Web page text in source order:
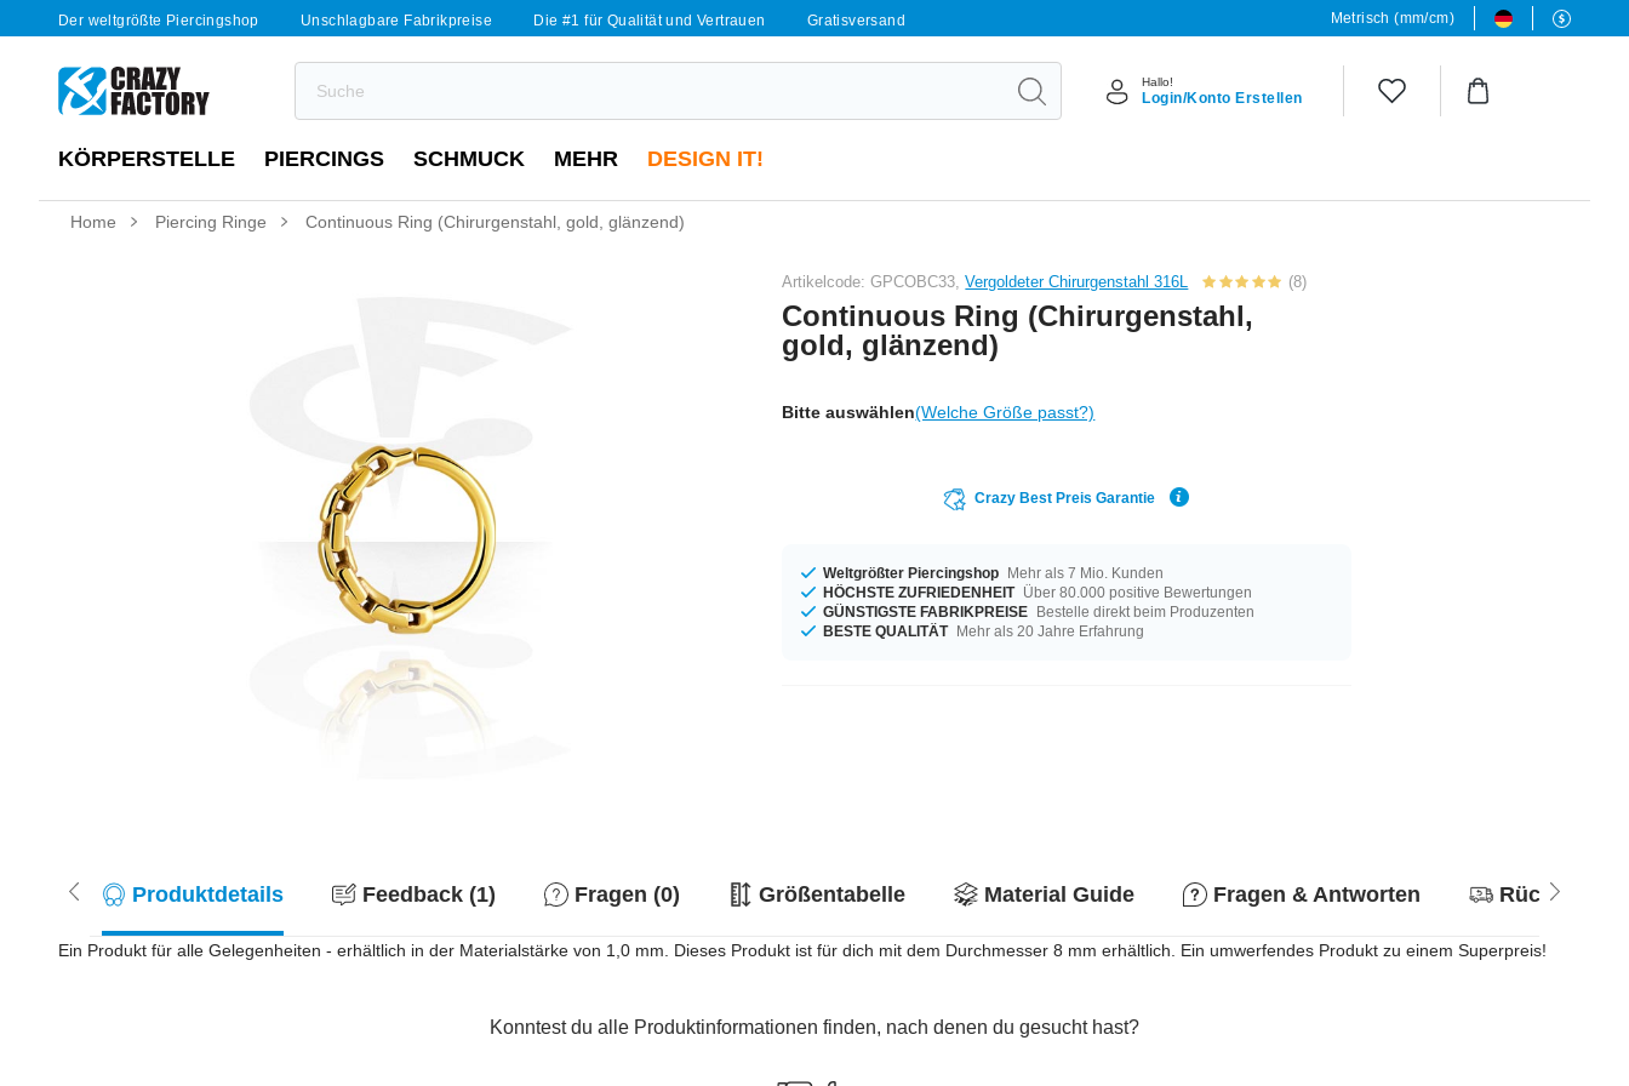
Der weltgrößte Piercingshop Unschlagbare Fabrikpreise Die #1 für Qualität und Vertrauen Gratisversand Metrisch (mm/cm)
Hallo!
Login/Konto Erstellen
KÖRPERSTELLE PIERCINGS SCHMUCK MEHR DESIGN IT!
Home Piercing Ringe Continuous Ring (Chirurgenstahl, gold, glänzend)
Artikelcode: GPCOBC33,Vergoldeter Chirurgenstahl 316L (8)
Continuous Ring (Chirurgenstahl,
gold, glänzend)
Bitte auswählen(Welche Größe passt?)
Crazy Best Preis Garantie
Weltgrößter Piercingshop Mehr als 7 Mio. Kunden
HÖCHSTE ZUFRIEDENHEIT Über 80.000 positive Bewertungen
GÜNSTIGSTE FABRIKPREISE Bestelle direkt beim Produzenten
BESTE QUALITÄT Mehr als 20 Jahre Erfahrung
Produktdetails Feedback (1) Fragen (0) Größentabelle Material Guide Fragen & Antworten
Ein Produkt für alle Gelegenheiten - erhältlich in der Materialstärke von 1,0 mm. Dieses Produkt ist für dich mit dem Durchmesser 8 mm erhältlich. Ein umwerfendes Produkt zu einem Superpreis!
Konntest du alle Produktinformationen finden, nach denen du gesucht hast?